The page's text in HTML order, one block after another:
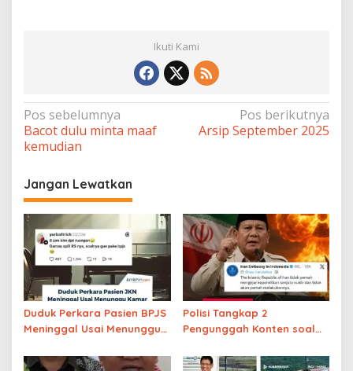
Ikuti Kami
Navigasi
pos
Pos sebelumnya
Bacot dulu minta maaf
kemudian
Pos berikutnya
Arsip September 2025
Jangan Lewatkan
Duduk Perkara Pasien BPJS
Meninggal Usai Menunggu
Terjadi di RSCM dan
Polisi Tangkap 2
Pengunggah Konten soal